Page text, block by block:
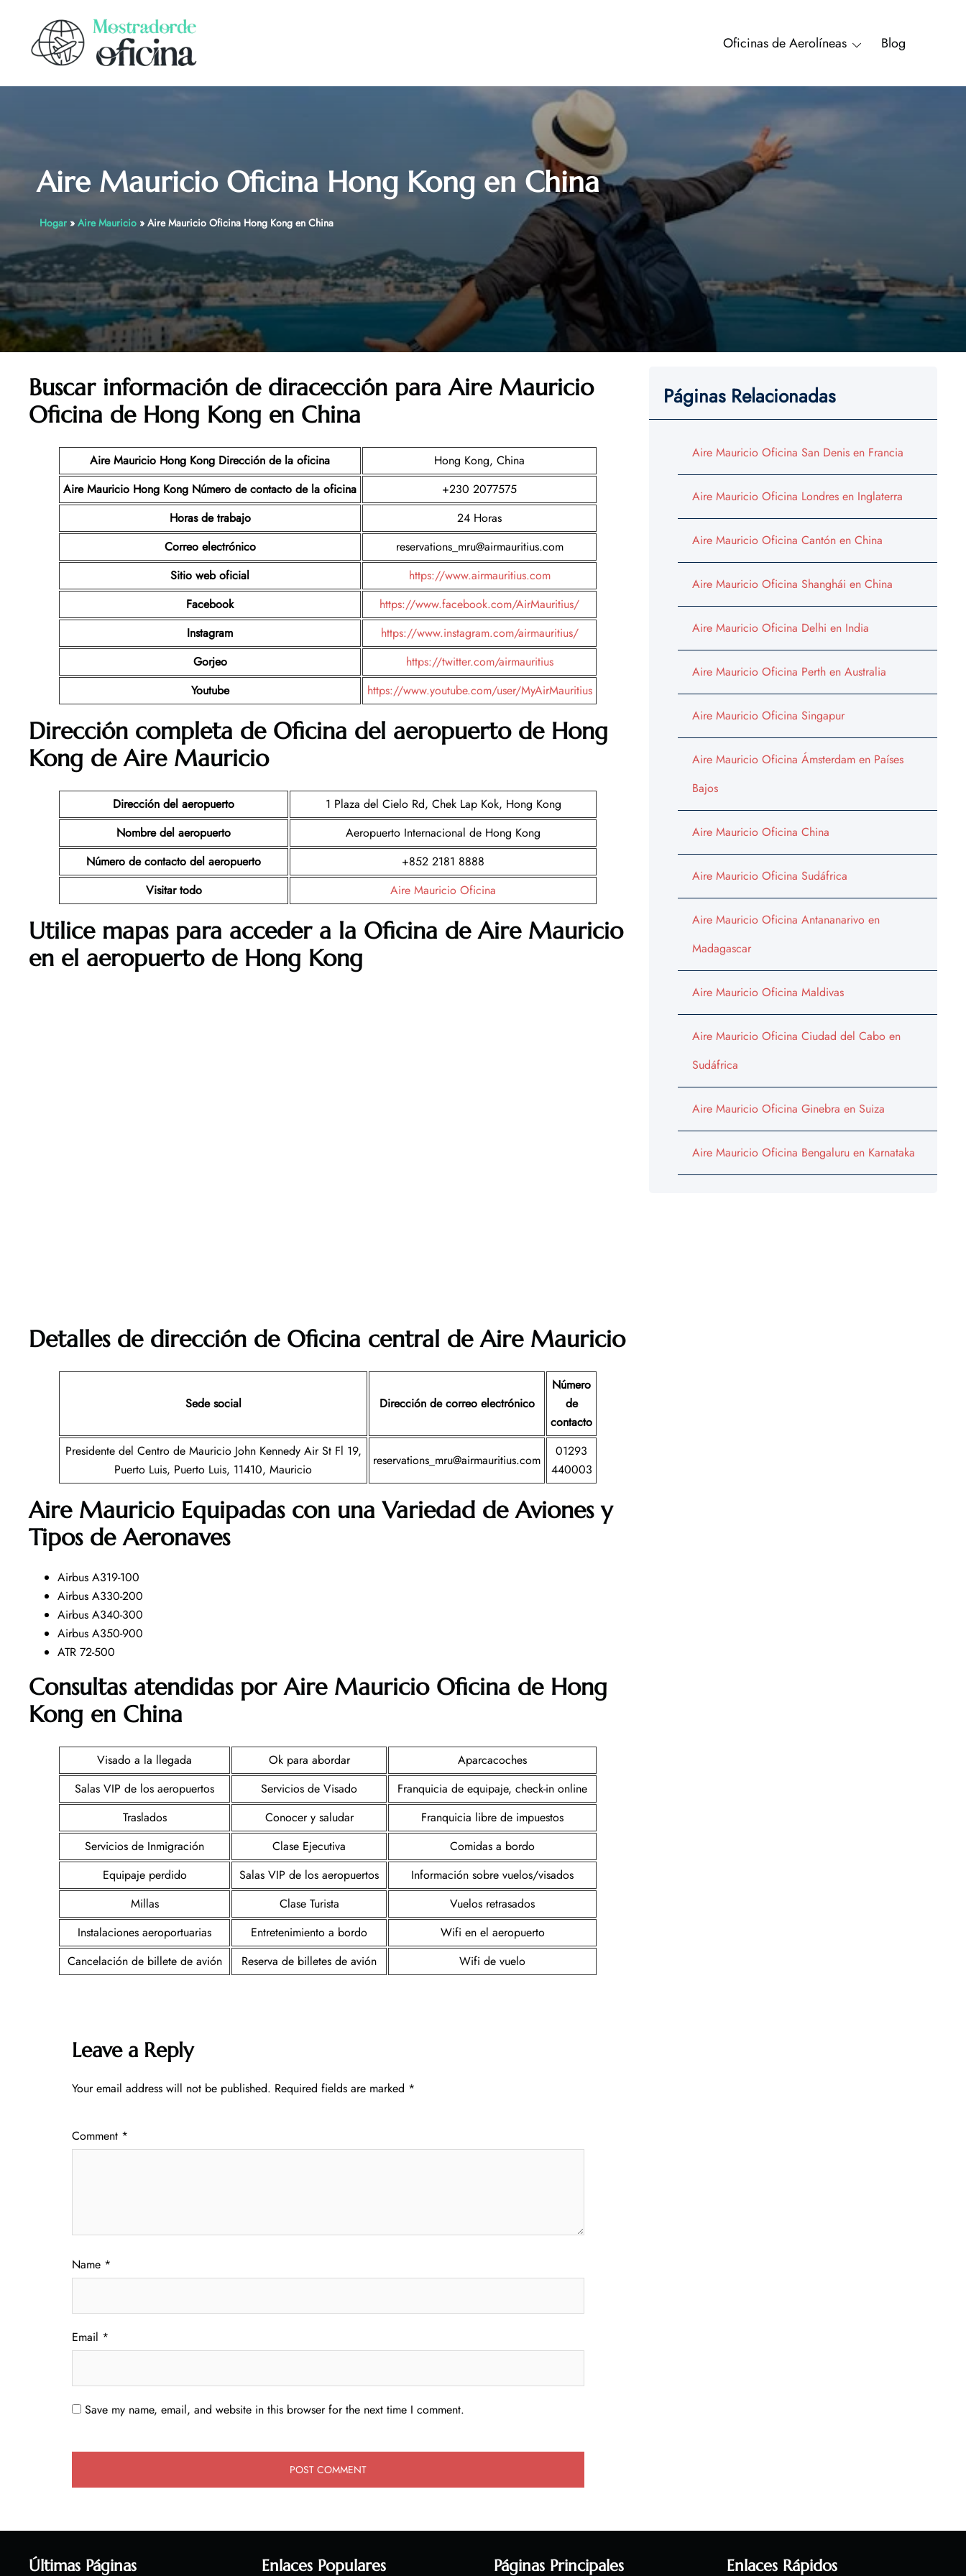
content
Oficinas de Aerolíneas Blog
Aire Mauricio Oficina Hong Kong en China
Hogar» Aire Mauricio» Aire Mauricio Oficina Hong Kong en China
Buscar información de diracección para Aire Mauricio
Oficina de Hong Kong en China
Aire Mauricio Hong Kong Dirección de la oficina
Hong Kong, China
Aire Mauricio Hong Kong Número de contacto de la oficina
+230 2077575
Horas de trabajo
24 Horas
Correo electrónico
reservations_mru@airmauritius.com
Sitio web oficial
https://www.airmauritius.com
Facebook
https://www.facebook.com/AirMauritius/
Instagram
https://www.instagram.com/airmauritius/
Gorjeo
https://twitter.com/airmauritius
Youtube
https://www.youtube.com/user/MyAirMauritius
Dirección completa de Oficina del aeropuerto de Hong
Kong de Aire Mauricio
Dirección del aeropuerto
1 Plaza del Cielo Rd, Chek Lap Kok, Hong Kong
Nombre del aeropuerto
Aeropuerto Internacional de Hong Kong
Número de contacto del aeropuerto
+852 2181 8888
Visitar todo
Aire Mauricio Oficina
Utilice mapas para acceder a la Oficina de Aire Mauricio
en el aeropuerto de Hong Kong
Detalles de dirección de Oficina central de Aire Mauricio
Sede social Dirección de correo electrónico
Número
de
contacto
Presidente del Centro de Mauricio John Kennedy Air St Fl 19,
Puerto Luis, Puerto Luis, 11410, Mauricio
reservations_mru@airmauritius.com
01293
440003
Aire Mauricio Equipadas con una Variedad de Aviones y
Tipos de Aeronaves
Airbus A319-100
Airbus A330-200
Airbus A340-300
Airbus A350-900
ATR 72-500
Consultas atendidas por Aire Mauricio Oficina de Hong
Kong en China
Visado a la llegada Ok para abordar
Aparcacoches
Salas VIP de los aeropuertos
Servicios de Visado
Franquicia de equipaje, check-in online
Traslados
Conocer y saludar
Franquicia libre de impuestos
Servicios de Inmigración
Clase Ejecutiva
Comidas a bordo
Equipaje perdido
Salas VIP de los aeropuertos
Información sobre vuelos/visados
Millas
Clase Turista
Vuelos retrasados
Instalaciones aeroportuarias
Entretenimiento a bordo
Wifi en el aeropuerto
Cancelación de billete de avión
Reserva de billetes de avión Wifi de vuelo
Leave a Reply
Your email address will not be published. Required fields are marked *
Comment *
Name *
Email *
Save my name, email, and website in this browser for the next time I comment.
Páginas Relacionadas
Aire Mauricio Oficina San Denis en Francia
Aire Mauricio Oficina Londres en Inglaterra
Aire Mauricio Oficina Cantón en China
Aire Mauricio Oficina Shanghái en China
Aire Mauricio Oficina Delhi en India
Aire Mauricio Oficina Perth en Australia
Aire Mauricio Oficina Singapur
Aire Mauricio Oficina Ámsterdam en Países
Bajos
Aire Mauricio Oficina China
Aire Mauricio Oficina Sudáfrica
Aire Mauricio Oficina Antananarivo en
Madagascar
Aire Mauricio Oficina Maldivas
Aire Mauricio Oficina Ciudad del Cabo en
Sudáfrica
Aire Mauricio Oficina Ginebra en Suiza
Aire Mauricio Oficina Bengaluru en Karnataka
Últimas Páginas Enlaces Populares Páginas Principales Enlaces Rápidos